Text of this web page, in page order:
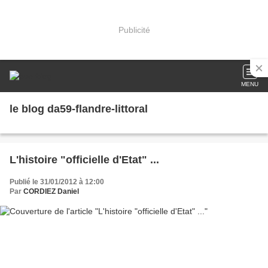
Publicité
MENU
le blog da59-flandre-littoral
L'histoire "officielle d'Etat" ...
Publié le 31/01/2012 à 12:00
Par CORDIEZ Daniel